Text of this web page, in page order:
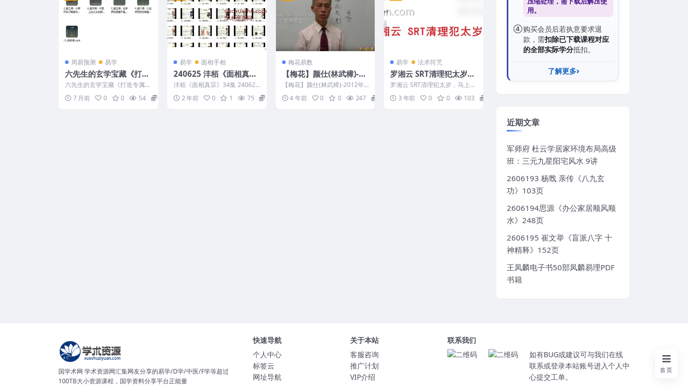
周易预测 易学
六先生的玄学宝藏《打造
专属自己的感应预测系
统》11集
六先生的玄学宝藏《打造专属自
己的感应预测系统》11集 2512
265 ├── 4...
7 月前 0 0 54
易学 面相手相
240625 沣栢《面相真
宗》34集
沣栢《面相真宗》34集 240625
01、第一课时，面相讲解前言.
mp4 02...
2 年前 0 1 75
梅花易数
【梅花】颜仕(林武樟)-20
12年梅花心易执业课程2
4讲
【梅花】颜仕(林武樟)-2012年
梅花心易执业课程24讲 编号：9
38C583
4 年前 0 0 247
易学 法术符咒
罗湘云 SRT清理犯太岁视
频课程
罗湘云 SRT清理犯太岁，马上新
的一年了，大家有需要的可以学
习起来 231257...
3 年前 0 0 103
用。
④购买会员后若执意要求退
款，需扣除已下载课程对应
的全部实际学分抵扣。
了解更多
近期文章
军师府 杜云学居家环境布局高级
班：三元九星阳宅风水 9讲
2606193 杨戬 亲传《八九玄
功》103页
2606194思源《办公家居顺风顺
水》248页
2606195 崔文举《盲派八字 十
神精释》152页
王凤麟电子书50部凤麟易理PDF
书籍
国学术网 学术资源网汇集网友分享的易学/D学/中医/F学等超过
100TB大小资源课程，国学资料分享平台正能量
快速导航
个人中心
标签云
网址导航
关于本站
客服咨询
推广计划
VIP介绍
联系我们
如有BUG或建议可与我们在线
联系或登录本站账号进入个人中
心提交工单。
首页